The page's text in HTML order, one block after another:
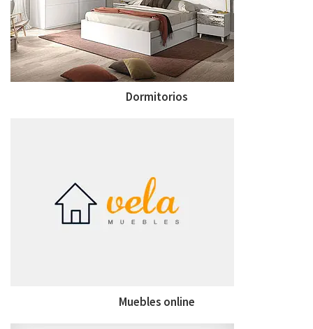
Dormitorios
Muebles online